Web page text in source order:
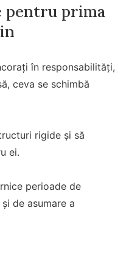
pentru prima
în responsabilități,
ceva se schimbă
rigide și să
ei.
perioade de
de asumare a